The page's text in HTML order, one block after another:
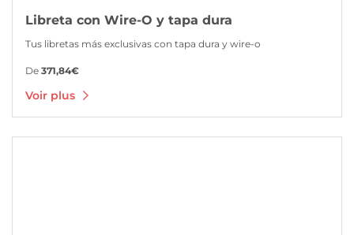
Libreta con Wire-O y tapa dura
Tus libretas más exclusivas con tapa dura y wire-o
De 371,84€
Voir plus